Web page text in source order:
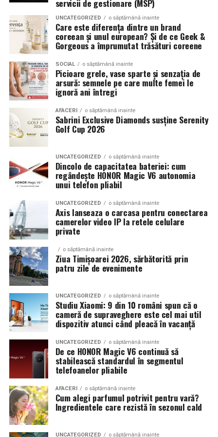
combinând experiența organizatorică cu capacitatea de
a transforma fiecare eveniment într-o amintire
deosebită pentru participanți.
echilibrat, in timp ce o alegere gresita poate strica
proportiile, chiar daca restul masinii este bine realizat.
Anvelopele ca element vizual la show-uri auto
La evenimentele auto din Cluj, anvelopele nu sunt doar
componente functionale, ci si elemente vizuale. Publicul
si fotografii surprind adesea detalii precum modul in
care roata umple aripa, distanta fata de caroserie si
aspectul general al ansamblului roata-janta.
Anvelopele curate, cu dimensiuni corecte si uzura
masini de show. In multe cazuri, acestea completeaza
jantele si intaresc conceptul ales de proprietar, fie ca
vorbim despre un stil elegant, sportiv sau minimalist.
Echilibrul dintre estetica si utilizare reala
Un aspect specific evenimentelor auto din Cluj este
prezenta multor masini care nu sunt doar proiecte de
show, ci si vehicule utilizate zilnic. Proprietarii acestora
cauta solutii care sa le permita sa participe la
evenimente fara a sacrifica complet confortul sau
siguranta pe drumurile publice.
In acest context, anvelopele alese trebuie sa ofere un
echilibru intre aspect si functionalitate. Multi pasionati
opteaza pentru anvelope care arata bine la show, dar
care pot fi folosite si in conditii reale de trafic,
indiferent de vreme sau sezon.
De ce conteaza tipul de anvelopa la evenimentele din
Cluj
Clujul este un oras in care vremea poate fi imprevizibila,
iar drumurile din imprejurimi includ atat zone urbane,
cat si trasee montane sau colinare. O masina pregatita
servicii de gestionare (MSP)
UNCATEGORIZED o săptămână inainte
Care este diferența dintre un brand
coreean și unul european? Și de ce Geek &
Gorgeous a împrumutat trăsături coreene
SOCIAL o săptămână inainte
Picioare grele, vase sparte și senzația de
arsură: semnele pe care multe femei le
ignoră ani întregi
AFACERI o săptămână inainte
Sabrini Exclusive Diamonds susține Serenity
Golf Cup 2026
UNCATEGORIZED o săptămână inainte
Dincolo de capacitatea bateriei: cum
regândește HONOR Magic V6 autonomia
unui telefon pliabil
UNCATEGORIZED o săptămână inainte
Axis lanseaza o carcasa pentru conectarea
camerelor video IP la retele celulare
private
o săptămână inainte
Ziua Timișoarei 2026, sărbătorită prin
patru zile de evenimente
UNCATEGORIZED o săptămână inainte
Studiu Xiaomi: 9 din 10 români spun că o
cameră de supraveghere este cel mai util
dispozitiv atunci când pleacă în vacanță
UNCATEGORIZED o săptămână inainte
De ce HONOR Magic V6 continuă să
stabilească standardul în segmentul
telefoanelor pliabile
AFACERI o săptămână inainte
Cum alegi parfumul potrivit pentru vară?
Ingredientele care rezistă în sezonul cald
UNCATEGORIZED o săptămână inainte